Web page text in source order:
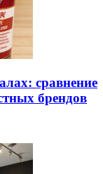
сравнение
брендов